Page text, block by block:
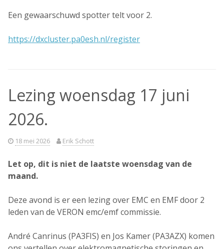
Een gewaarschuwd spotter telt voor 2.
https://dxcluster.pa0esh.nl/register
Lezing woensdag 17 juni
2026.
18 mei 2026 Erik Schott
Let op, dit is niet de laatste woensdag van de
maand.
Deze avond is er een lezing over EMC en EMF door 2
leden van de VERON emc/emf commissie.
André Canrinus (PA3FIS) en Jos Kamer (PA3AZX) komen